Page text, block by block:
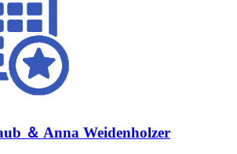
＆ Anna Weidenholzer